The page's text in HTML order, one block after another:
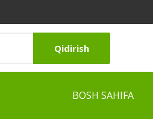
Qidirish
BOSH SAHIFA